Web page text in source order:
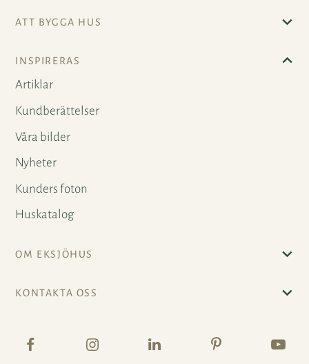
ATT BYGGA HUS
INSPIRERAS
Artiklar
Kundberättelser
Våra bilder
Nyheter
Kunders foton
Huskatalog
OM EKSJÖHUS
KONTAKTA OSS